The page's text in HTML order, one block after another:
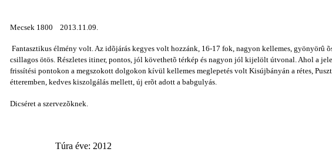
Mecsek 1800 2013.11.09.
Fantasztikus élmény volt. Az idõjárás kegyes volt hozzánk, 16-17 fok, nagyon kellemes, gyönyörû
csillagos ötös. Részletes itiner, pontos, jól követhetõ térkép és nagyon jól kijelölt útvonal. Ahol a
frissítési pontokon a megszokott dolgokon kívül kellemes meglepetés volt Kisújbányán a rétes,
étteremben, kedves kiszolgálás mellett, új erõt adott a babgulyás.
Dicséret a szervezõknek.
Túra éve: 2012